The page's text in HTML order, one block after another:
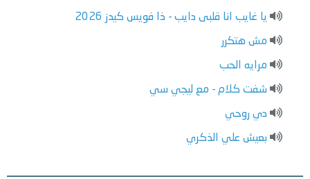
يا غايب انا قلبى دايب - ذا فويس كيدز 2026
مش هتكرر
مرايه الحب
شفت كلام - مع ليجي سي
دي روحي
بعيش علي الذكري